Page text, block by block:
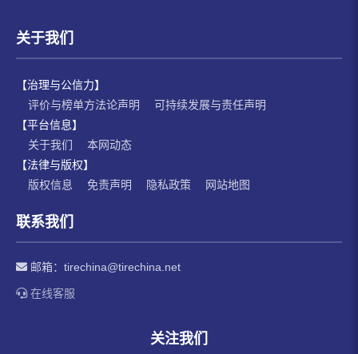
关于我们
【治理与公信力】
评价与榜单方法论声明
可持续发展与责任声明
【平台信息】
关于我们
本网动态
【法律与版权】
版权信息
免责声明 隐私政策 网站地图
联系我们
邮箱： tirechina@tirechina.net
在线客服
关注我们